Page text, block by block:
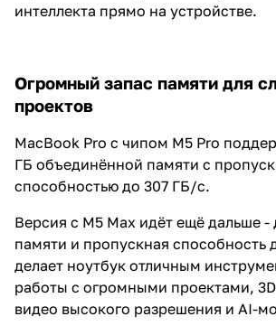
интеллекта прямо на устройстве.
Огромный запас памяти для
проектов
MacBook Pro с чипом M5 Pro
ГБ объединённой памяти с
способностью до 307 ГБ/с.
Версия с M5 Max идёт ещё дальше -
памяти и пропускная способность
делает ноутбук отличным
работы с огромными проектами,
видео высокого разрешения и AI-